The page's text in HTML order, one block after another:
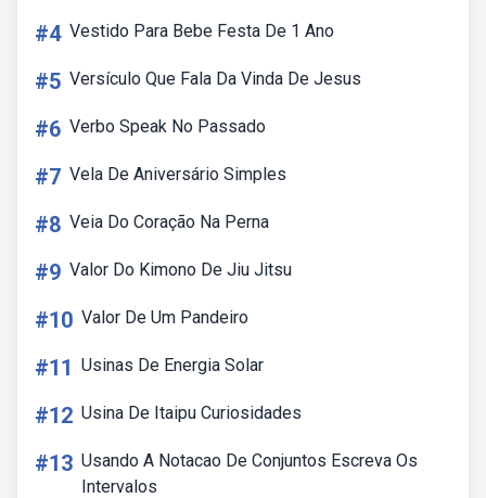
#4 Vestido Para Bebe Festa De 1 Ano
#5 Versículo Que Fala Da Vinda De Jesus
#6 Verbo Speak No Passado
#7 Vela De Aniversário Simples
#8 Veia Do Coração Na Perna
#9 Valor Do Kimono De Jiu Jitsu
#10 Valor De Um Pandeiro
#11 Usinas De Energia Solar
#12 Usina De Itaipu Curiosidades
#13 Usando A Notacao De Conjuntos Escreva Os
Intervalos